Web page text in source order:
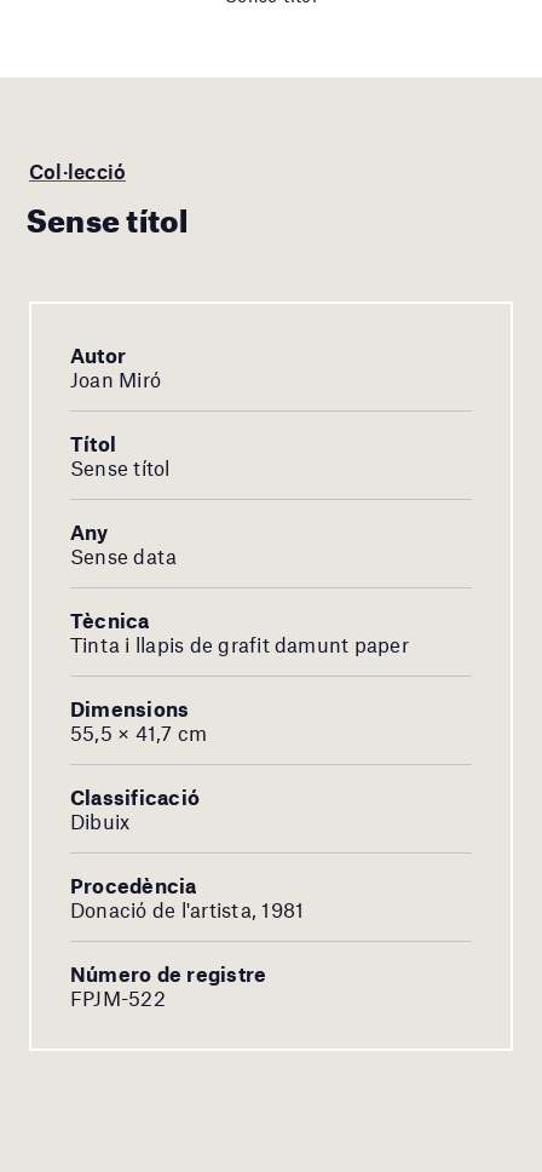
Col·lecció
Sense títol
Autor
Joan Miró
Títol
Sense títol
Any
Sense data
Tècnica
Tinta i llapis de grafit damunt paper
Dimensions
55,5 × 41,7 cm
Classificació
Dibuix
Procedència
Donació de l'artista, 1981
Número de registre
FPJM-522